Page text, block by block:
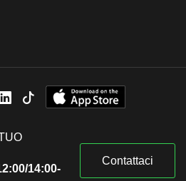
14:00-
Contattaci